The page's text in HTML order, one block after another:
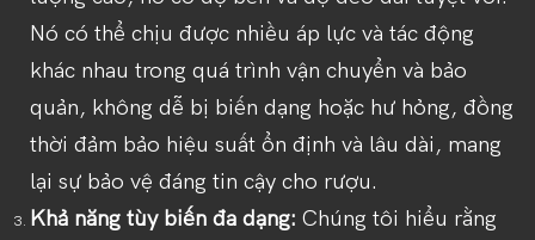
Nó có thể chịu được nhiều áp lực và tác động
khác nhau trong quá trình vận chuyển và bảo
quản, không dễ bị biến dạng hoặc hư hỏng, đồng
thời đảm bảo hiệu suất ổn định và lâu dài, mang
lại sự bảo vệ đáng tin cậy cho rượu.
Khả năng tùy biến đa dạng:Chúng tôi hiểu rằng